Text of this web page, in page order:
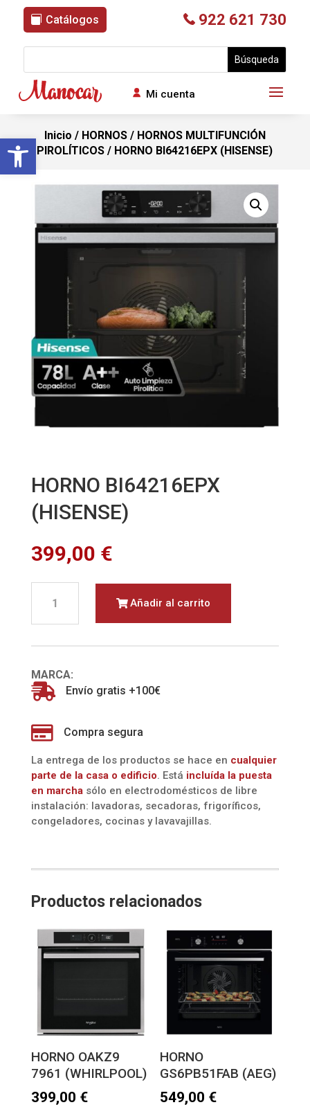
Abrir barra de herramientas
Catálogos 922 621 730
Mi cuenta
Inicio / HORNOS/ HORNOS MULTIFUNCIÓN
PIROLÍTICOS / HORNO BI64216EPX (HISENSE)
HORNO BI64216EPX
(HISENSE)
399,00 €
BI64216EPX
Añadir al carrito
MARCA:
 Envío gratis +100€
 Compra segura
La entrega de los productos se hace en cualquier
parte de la casa o edificio. Está incluída la puesta
en marchasólo en electrodomésticos de libre
instalación: lavadoras, secadoras, frigoríficos,
congeladores, cocinas y lavavajillas.
Productos relacionados
HORNO OAKZ9
7961 (WHIRLPOOL)
399,00 €
HORNO
GS6PB51FAB (AEG)
549,00 €